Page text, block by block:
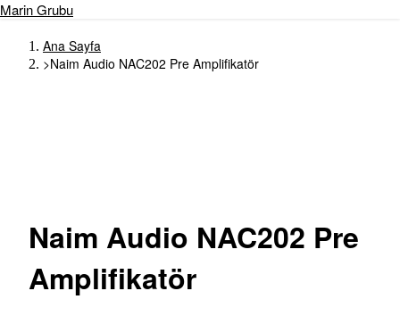
Marin Grubu
Ana Sayfa
>Naim Audio NAC202 Pre Amplifikatör
Naim Audio NAC202 Pre
Amplifikatör